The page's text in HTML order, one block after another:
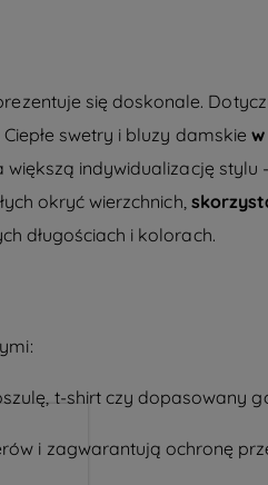
się doskonale.
swetry i bluzy damskie w
większą indywidualizację stylu -
okryć wierzchnich,
długościach i kolorach.
t-shirt czy dopasowany
i zagwarantują ochronę